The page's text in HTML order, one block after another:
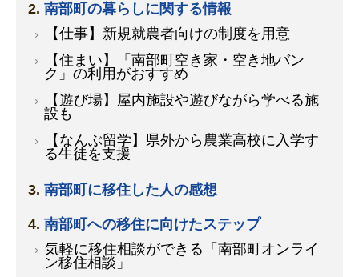
南部町の暮らしに関する情報
【仕事】新規就農者向けの制度を用意
【住まい】「南部町空き家・空き地バン
ク」の利用がおすすめ
【遊び場】屋内施設や遊びながら学べる施
設も
【なんぶ留学】県外から農業高校に入学す
る生徒を支援
南部町に移住した人の感想
南部町への移住に向けたステップ
気軽に移住相談ができる「南部町オンライ
ン移住相談」